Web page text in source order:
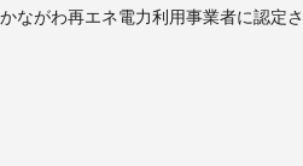
かながわ再エネ電力利用事業者に認定